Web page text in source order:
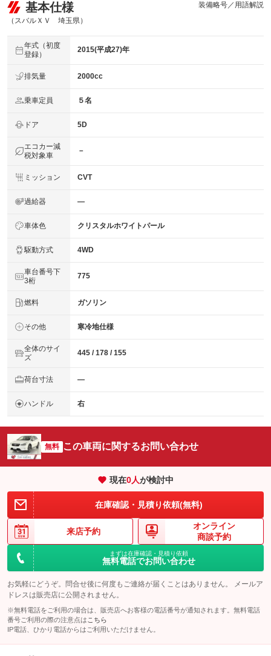
基本仕様
（スバルＸＶ 埼玉県）
装備略号／用語解説
年式（初度
登録）
2015(平成27)年
排気量 2000cc
乗車定員 ５名
ドア 5D
エコカー減
税対象車
－
ミッション CVT
過給器 ―
車体色 クリスタルホワイトパール
駆動方式 4WD
車台番号下
3桁
775
燃料 ガソリン
その他 寒冷地仕様
全体のサイ
ズ
445 / 178 / 155
荷台寸法 ―
ハンドル 右
無料 この車両に関するお問い合わせ
現在0人が検討中
在庫確認・見積り依頼(無料)
来店予約
オンライン
商談予約
まずは在庫確認・見積り依頼
無料電話でお問い合わせ
お気軽にどうぞ。問合せ後に何度もご連絡が届くことはありません。 メールア
ドレスは販売店に公開されません。
※無料電話をご利用の場合は、販売店へお客様の電話番号が通知されます。無料電話
番号ご利用の際の注意点は こちら
IP電話、ひかり電話からはご利用いただけません。